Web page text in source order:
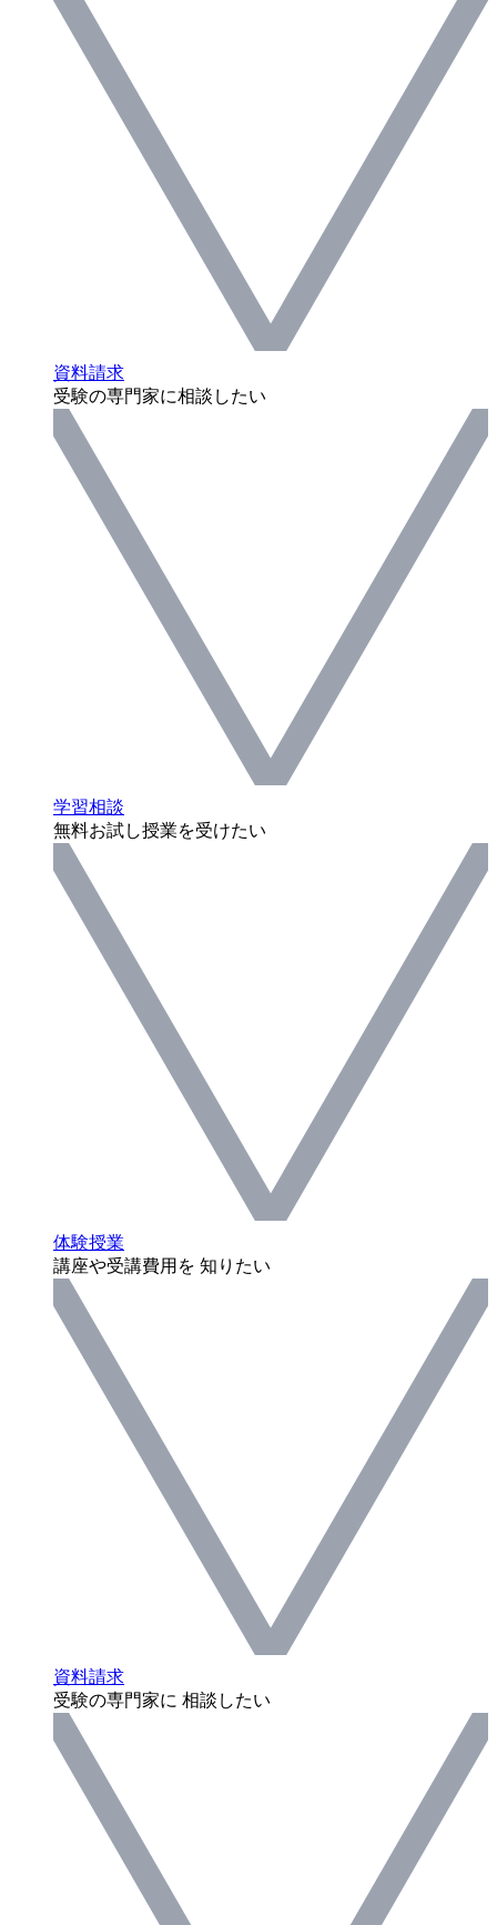
資料請求
受験の専門家に相談したい
学習相談
無料お試し授業を受けたい
体験授業
講座や受講費用を 知りたい
資料請求
受験の専門家に 相談したい